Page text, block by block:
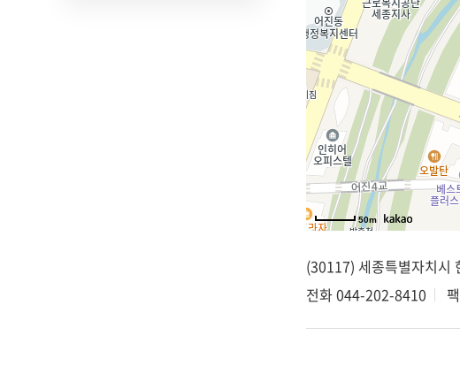
50m
(30117) 세종특별자치시
전화044-202-8410